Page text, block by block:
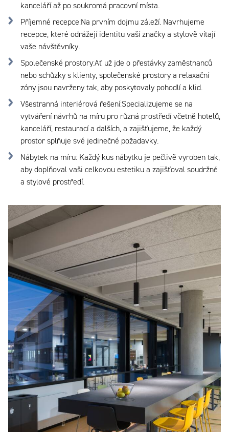
kanceláří až po soukromá pracovní místa.
Příjemné recepce:Na prvním dojmu záleží. Navrhujeme
recepce, které odrážejí identitu vaší značky a stylově vítají
vaše návštěvníky.
Společenské prostory:Ať už jde o přestávky zaměstnanců
nebo schůzky s klienty, společenské prostory a relaxační
zóny jsou navrženy tak, aby poskytovaly pohodlí a klid.
Všestranná interiérová řešení:Specializujeme se na
vytváření návrhů na míru pro různá prostředí včetně hotelů,
kanceláří, restaurací a dalších, a zajišťujeme, že každý
prostor splňuje své jedinečné požadavky.
Nábytek na míru: Každý kus nábytku je pečlivě vyroben tak,
aby doplňoval vaši celkovou estetiku a zajišťoval soudržné
a stylové prostředí.